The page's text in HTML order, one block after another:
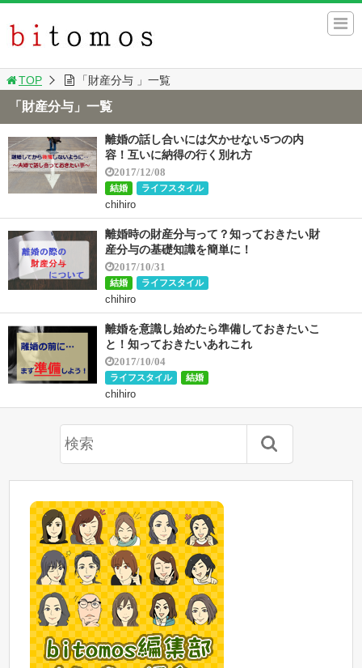
TOP 「財産分与 」一覧
「財産分与」一覧
離婚の話し合いには欠かせない5つの内
容！互いに納得の行く別れ方
2017/12/08
結婚 ライフスタイル
chihiro
離婚時の財産分与って？知っておきたい財
産分与の基礎知識を簡単に！
2017/10/31
結婚 ライフスタイル
chihiro
離婚を意識し始めたら準備しておきたいこ
と！知っておきたいあれこれ
2017/10/04
ライフスタイル 結婚
chihiro